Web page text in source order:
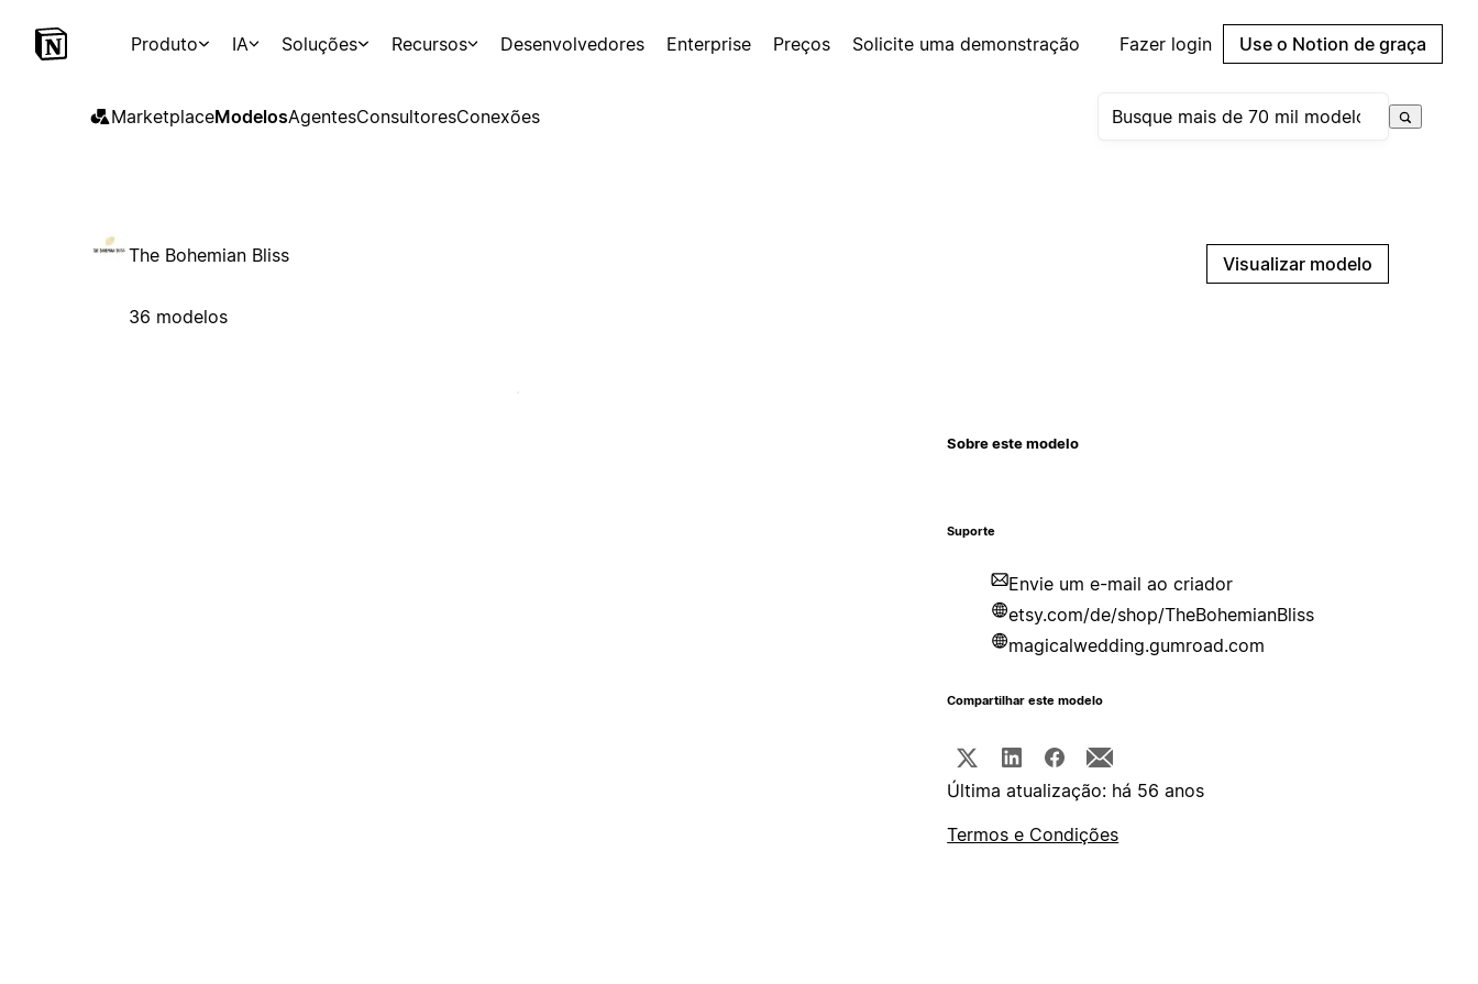
Produto IA Soluções Recursos Desenvolvedores Enterprise Preços Solicite uma demonstração Fazer login Use o Notion de graça
MarketplaceModelosAgentesConsultoresConexões
The Bohemian Bliss
36 modelos
Visualizar modelo
Sobre este modelo
Suporte
Envie um e-mail ao criador
etsy.com/de/shop/TheBohemianBliss
magicalwedding.gumroad.com
Compartilhar este modelo
Última atualização: há 56 anos
Termos e Condições